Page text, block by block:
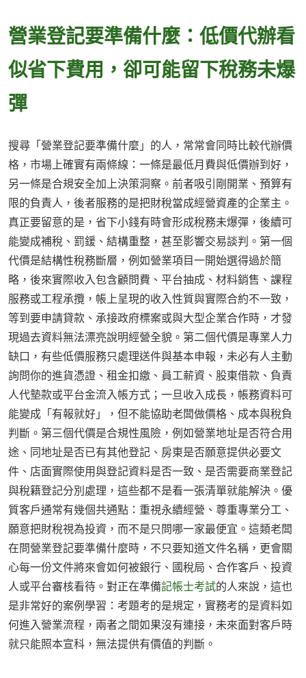
營業登記要準備什麼：低價代辦看
似省下費用，卻可能留下稅務未爆
彈
搜尋「營業登記要準備什麼」的人，常常會同時比較代辦價
格，市場上確實有兩條線：一條是最低月費與低價辦到好，
另一條是合規安全加上決策洞察。前者吸引剛開業、預算有
限的負責人，後者服務的是把財稅當成經營資產的企業主。
真正要留意的是，省下小錢有時會形成稅務未爆彈，後續可
能變成補稅、罰鍰、結構重整，甚至影響交易談判。第一個
代價是結構性稅務斷層，例如營業項目一開始選得過於簡
略，後來實際收入包含顧問費、平台抽成、材料銷售、課程
服務或工程承攬，帳上呈現的收入性質與實際合約不一致，
等到要申請貸款、承接政府標案或與大型企業合作時，才發
現過去資料無法漂亮說明經營全貌。第二個代價是專業人力
缺口，有些低價服務只處理送件與基本申報，未必有人主動
詢問你的進貨憑證、租金扣繳、員工薪資、股東借款、負責
人代墊款或平台金流入帳方式；一旦收入成長，帳務資料可
能變成「有報就好」，但不能協助老闆做價格、成本與稅負
判斷。第三個代價是合規性風險，例如營業地址是否符合用
途、同地址是否已有其他登記、房東是否願意提供必要文
件、店面實際使用與登記資料是否一致、是否需要商業登記
與稅籍登記分別處理，這些都不是看一張清單就能解決。優
質客戶通常有幾個共通點：重視永續經營、尊重專業分工、
願意把財稅視為投資，而不是只問哪一家最便宜。這類老闆
在問營業登記要準備什麼時，不只要知道文件名稱，更會關
心每一份文件將來會如何被銀行、國稅局、合作客戶、投資
人或平台審核看待。對正在準備記帳士考試的人來說，這也
是非常好的案例學習：考題考的是規定，實務考的是資料如
何進入營業流程，兩者之間如果沒有連接，未來面對客戶時
就只能照本宣科，無法提供有價值的判斷。